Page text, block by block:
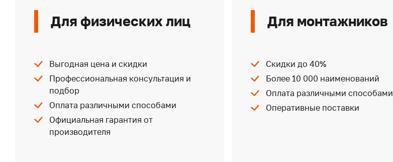
Для физических лиц
Выгодная цена и скидки
Профессиональная консультация и
подбор
Оплата различными способами
Официальная гарантия от
производителя
Для монтажников
Скидки до 40%
Более 10 000 наименований
Оплата различными способами
Оперативные поставки